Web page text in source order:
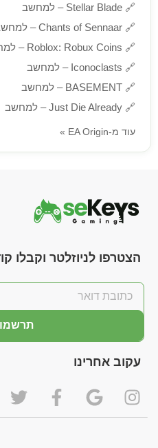
🔗 Stellar Blade – למחשב
🔗 Chants of Sennaar – למחשב
🔗 Roblox: Robux Coins – למחשב
🔗 Iconoclasts – למחשב
🔗 BASEMENT – למחשב
🔗 Just Die Already – למחשב
עוד מ-EA Origin »
הצטרפו לניוזלטר וקבלו
תרשמו
עקוב אחרינו